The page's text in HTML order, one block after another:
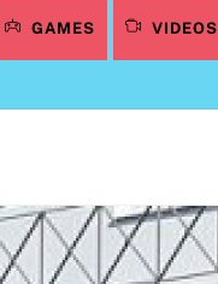
GAMES VIDEOS